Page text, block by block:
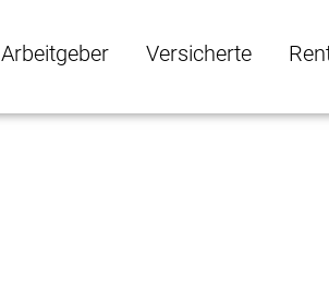
Arbeitgeber Versicherte